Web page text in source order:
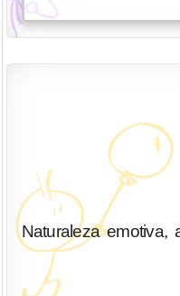
Naturaleza